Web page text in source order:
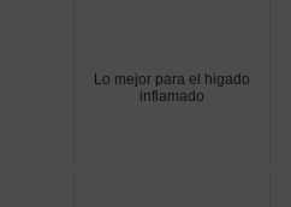
Lo mejor para el higado
inflamado